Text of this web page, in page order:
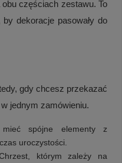
częściach zestawu. To
dekoracje pasowały do
gdy chcesz przekazać
jednym zamówieniu.
spójne elementy z
uroczystości.
którym zależy na